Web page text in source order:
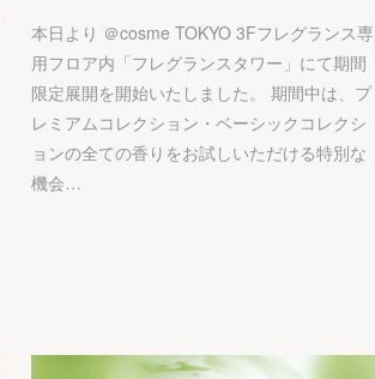
本日より ＠cosme TOKYO 3Fフレグランス専
用フロア内「フレグランスタワー」にて期間
限定展開を開始いたしました。 期間中は、プ
レミアムコレクション・ベーシックコレクシ
ョンの全ての香りをお試しいただける特別な
機会…